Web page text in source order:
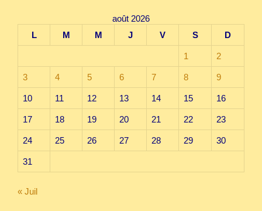
août 2026
L
M M J V S D
1 2
3 4 5 6 7 8 9
10 11 12 13 14 15 16
17 18 19 20 21 22 23
24 25 26 27 28 29 30
31
« Juil